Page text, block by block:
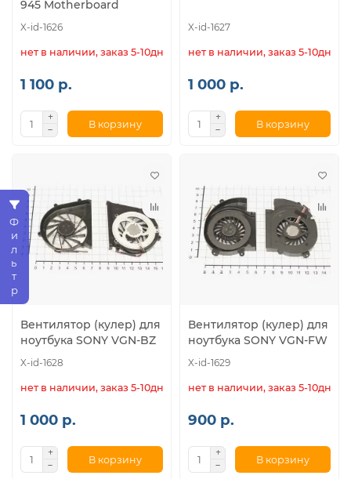
Фильтр
945 Motherboard
X-id-1626
нет в наличии, заказ 5-10дн.
1 100 р.
В корзину
X-id-1627
нет в наличии, заказ 5-10дн.
1 000 р.
В корзину
Вентилятор (кулер) для
ноутбука SONY VGN-BZ
X-id-1628
нет в наличии, заказ 5-10дн.
1 000 р.
В корзину
Вентилятор (кулер) для
ноутбука SONY VGN-FW
X-id-1629
нет в наличии, заказ 5-10дн.
900 р.
В корзину